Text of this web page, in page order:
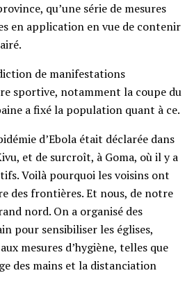
qu’une série de mesures
en application en vue de contenir
de manifestations
sportive, notamment la coupe du
a fixé la population quant à ce.
d’Ebola était déclarée dans
et de surcroît, à Goma, où il y a
Voilà pourquoi les voisins ont
des frontières. Et nous, de notre
nord. On a organisé des
pour sensibiliser les églises,
mesures d’hygiène, telles que
des mains et la distanciation